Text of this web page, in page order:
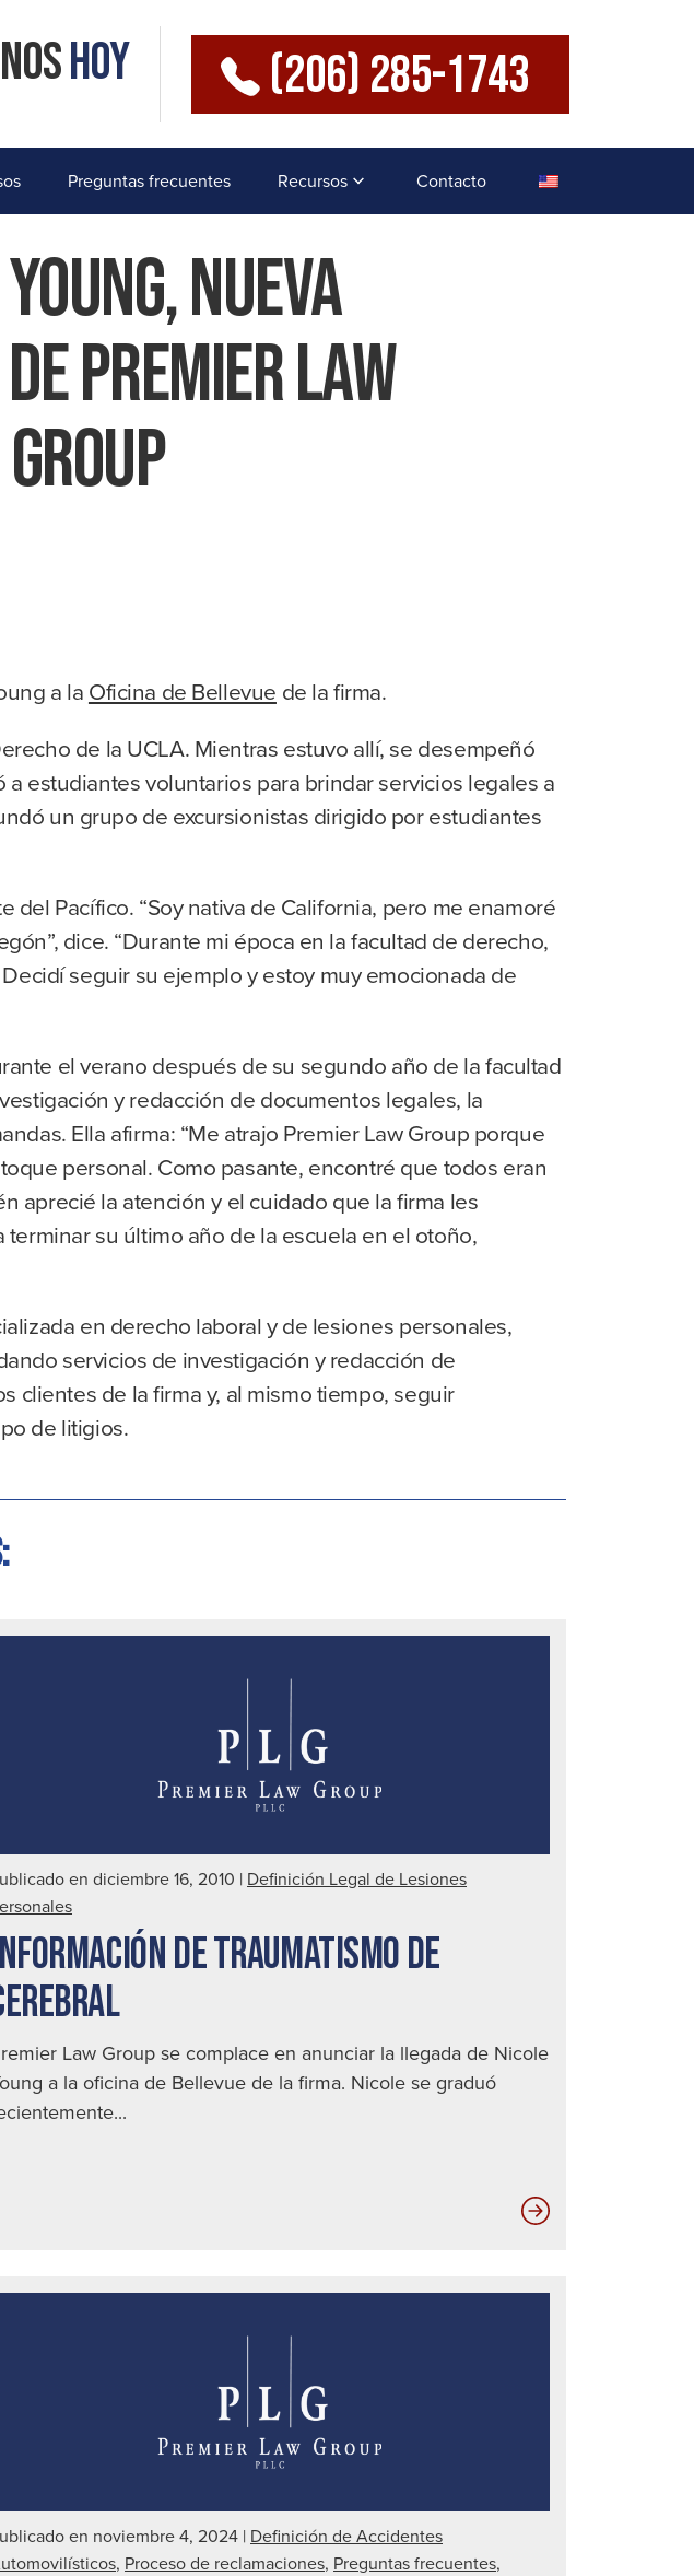
Hoy (206) 285-1743
Preguntas frecuentes Recursos Contacto
Nueva
Premier Law
Group
a la Oficina de Bellevue de la firma.
de la UCLA. Mientras estuvo allí, se desempeñó
estudiantes voluntarios para brindar servicios legales a
un grupo de excursionistas dirigido por estudiantes
Pacífico. “Soy nativa de California, pero me enamoré
dice. “Durante mi época en la facultad de derecho,
seguir su ejemplo y estoy muy emocionada de
el verano después de su segundo año de la facultad
y redacción de documentos legales, la
Ella afirma: “Me atrajo Premier Law Group porque
personal. Como pasante, encontré que todos eran
aprecié la atención y el cuidado que la firma les
su último año de la escuela en el otoño,
en derecho laboral y de lesiones personales,
servicios de investigación y redacción de
clientes de la firma y, al mismo tiempo, seguir
de litigios.
en diciembre 16, 2010 | Definición Legal de Lesiones
DE TRAUMATISMO DE
Law Group se complace en anunciar la llegada de Nicole
a la oficina de Bellevue de la firma. Nicole se graduó
Información
de
en noviembre 4, 2024 | Definición de Accidentes
, Proceso de reclamaciones, Preguntas frecuentes,